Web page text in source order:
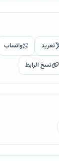
تغريد واتساب
نسخ الرابط